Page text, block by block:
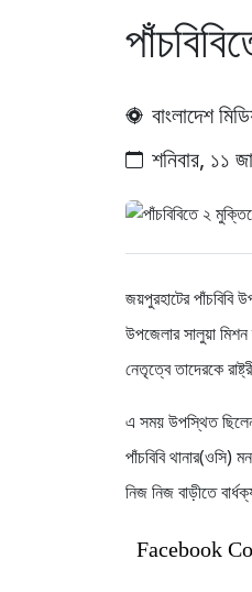
বাংলাদেশ
শনিবার, ১১
জয়পুরহাটের পাঁচবিবি
উপজেলার সালুয়া মিশন
নেতৃত্বে তাদেরকে
এ সময় উপস্থিত ছিলেন
পাঁচবিবি থানার(ওসি)
নিজ নিজ বাড়ীতে
Facebook